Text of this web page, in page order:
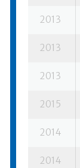
2013
2013
2013
2015
2014
2014